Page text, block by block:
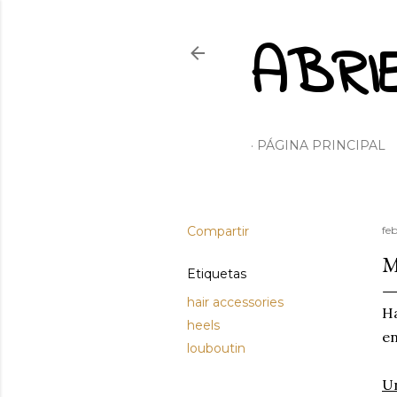
PÁGINA PRINCIPAL
Compartir
Etiquetas
hair accessories
heels
louboutin